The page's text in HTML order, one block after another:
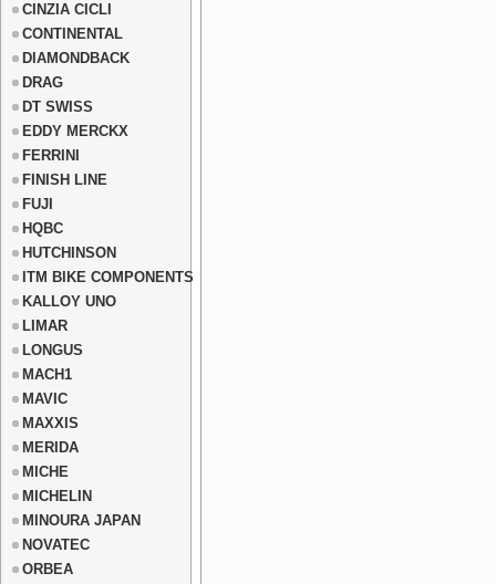
CINZIA CICLI
CONTINENTAL
DIAMONDBACK
DRAG
DT SWISS
EDDY MERCKX
FERRINI
FINISH LINE
FUJI
HQBC
HUTCHINSON
ITM BIKE COMPONENTS
KALLOY UNO
LIMAR
LONGUS
MACH1
MAVIC
MAXXIS
MERIDA
MICHE
MICHELIN
MINOURA JAPAN
NOVATEC
ORBEA